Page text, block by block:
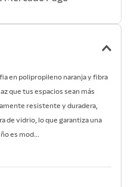
en polipropileno naranja y fibra
que tus espacios sean más
resistente y duradera,
de vidrio, lo que garantiza una
es mod...